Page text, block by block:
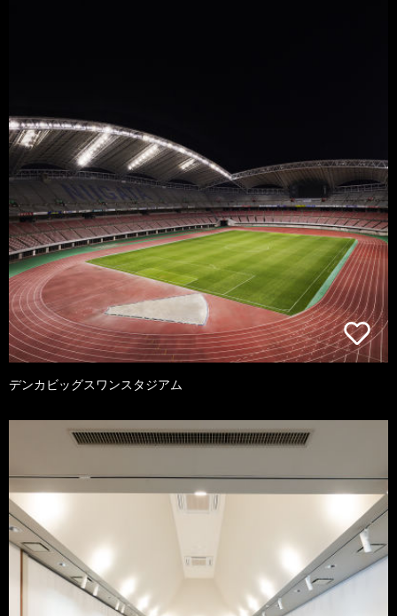
デンカビッグスワンスタジアム